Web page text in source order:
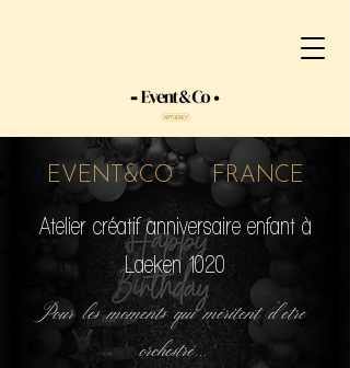
EVENT&CO FRANCE
Atelier créatif anniversaire enfant à
Laeken 1020
Pour les moments qui méritent d'etre
orchestré...